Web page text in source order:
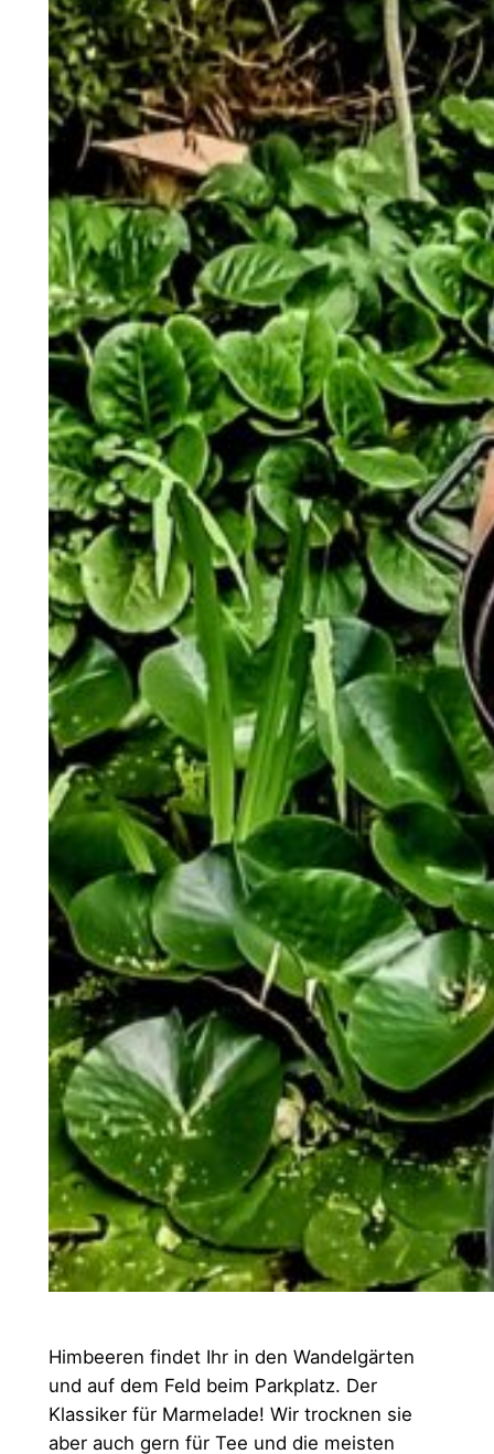
Himbeeren findet Ihr in den Wandelgärten
und auf dem Feld beim Parkplatz. Der
Klassiker für Marmelade! Wir trocknen sie
aber auch gern für Tee und die meisten